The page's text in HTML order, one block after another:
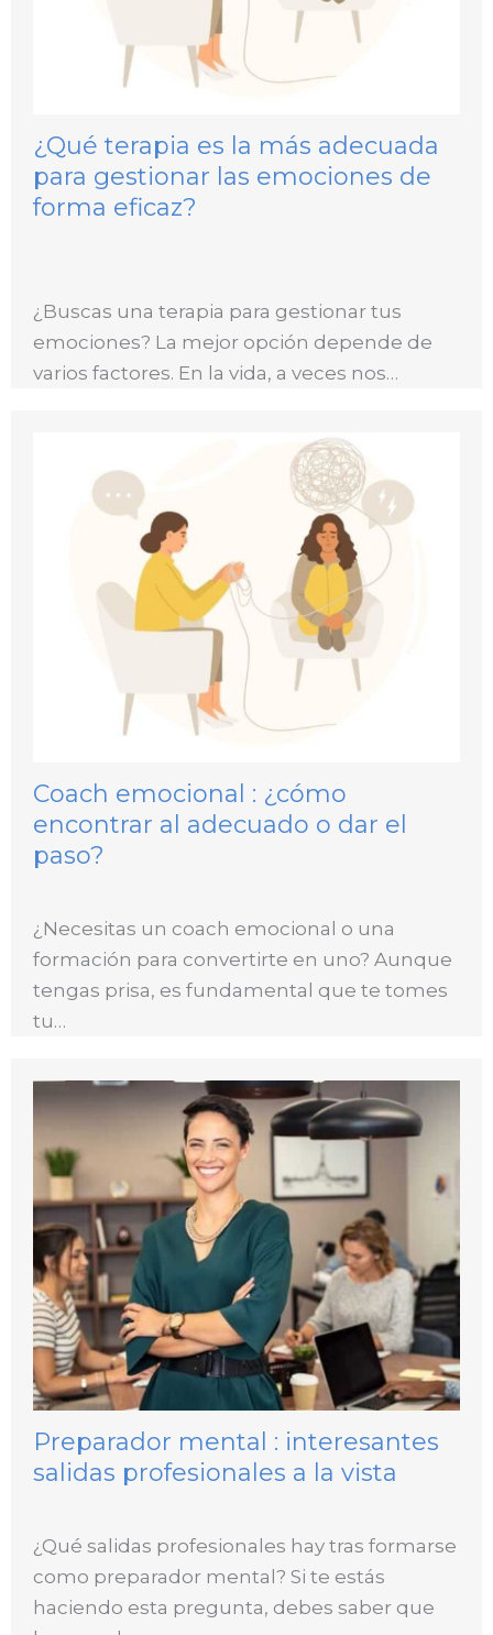
¿Qué terapia es la más adecuada
para gestionar las emociones de
forma eficaz?
¿Buscas una terapia para gestionar tus
emociones? La mejor opción depende de
varios factores. En la vida, a veces nos…
Coach emocional : ¿cómo
encontrar al adecuado o dar el
paso?
¿Necesitas un coach emocional o una
formación para convertirte en uno? Aunque
tengas prisa, es fundamental que te tomes
tu…
Preparador mental : interesantes
salidas profesionales a la vista
¿Qué salidas profesionales hay tras formarse
como preparador mental? Si te estás
haciendo esta pregunta, debes saber que